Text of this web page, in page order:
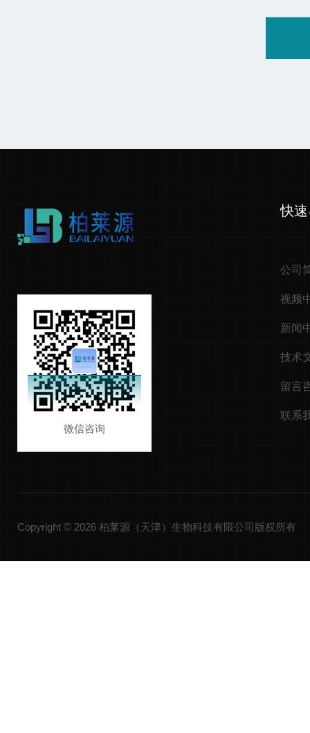
微信咨询
快
公司
视频
新闻
技术
留言
联系
Copyright © 2026 柏莱源（天津）生物科技有限公司版权所有